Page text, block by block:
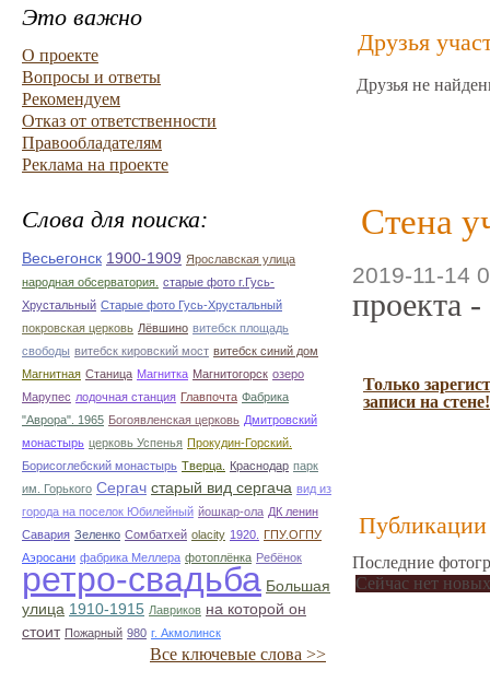
Это важно
О проекте
Вопросы и ответы
Рекомендуем
Отказ от ответственности
Правообладателям
Реклама на проекте
Слова для поиска:
Весьегонск 1900-1909 Ярославская улица
народная обсерватория. старые фото г.Гусь-
Хрустальный Старые фото Гусь-Хрустальный
покровская церковь Лёвшино витебск площадь
свободы витебск кировский мост витебск синий дом
Магнитная Станица Магнитка Магнитогорск озеро
Марупес лодочная станция Главпочта Фабрика
"Аврора". 1965 Богоявленская церковь Дмитровский
монастырь церковь Успенья Прокудин-Горский.
Борисоглебский монастырь Тверца. Краснодар парк
им. Горького Сергач старый вид сергача вид из
города на поселок Юбилейный йошкар-ола ДК ленин
Савария Зеленко Сомбатхей olacity 1920.
ГПУ.ОГПУ
Аэросани фабрика Меллера фотоплёнка Ребёнок
ретро-свадьба Большая
улица 1910-1915 Лавриков на которой он
стоит Пожарный 980 г. Акмолинск
Все ключевые слова >>
Друзья
Друзья не
Стена
2019-11-14
проекта
Только
записи на стене!
Публикации
Последние
Сейчас нет